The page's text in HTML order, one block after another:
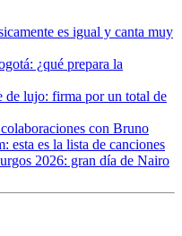
es igual y canta muy
¿qué prepara la
de lujo: firma por un total de
con Bruno
esta es la lista de canciones
2026: gran día de Nairo